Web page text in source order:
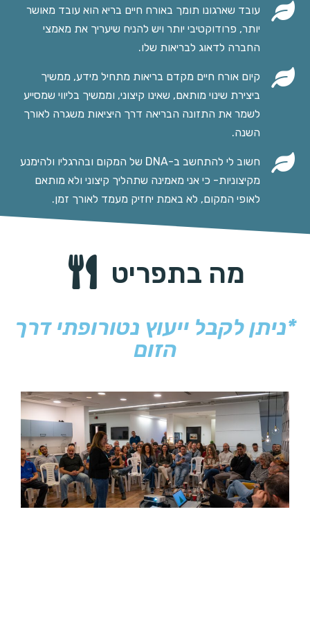
עובד שארגונו תומך באורח חיים בריא הוא עובד מאושר
יותר, פרודוקטיבי יותר ויש להניח שיעריך את מאמצי
החברה לדאוג לבריאות שלו.
קיום אורח חיים מקדם בריאות מתחיל מידע, ממשיך
ביצירת שינוי מותאם, שאינו קיצוני, וממשיך בליווי שמסייע
לשמר את התזונה הבריאה דרך היציאות משגרה לאורך
השנה.
חשוב לי להתחשב ב-DNA של המקום ובהרגליו ולהימנע
מקיצוניות- כי אני מאמינה שתהליך קיצוני ולא מותאם
לאופי המקום, לא באמת יחזיק מעמד לאורך זמן.
מה בתפריט
*ניתן לקבל ייעוץ נטורופתי דרך
הזום